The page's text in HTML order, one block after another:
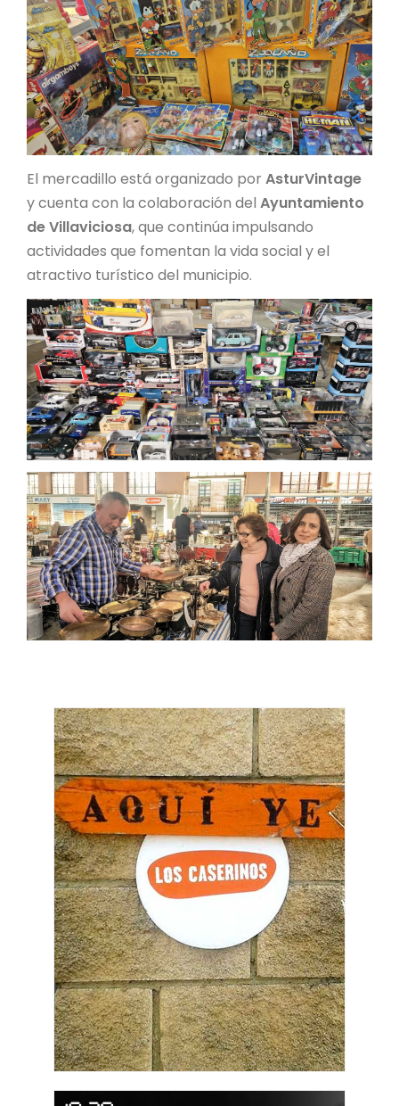
El mercadillo está organizado por AsturVintage
y cuenta con la colaboración del Ayuntamiento
de Villaviciosa, que continúa impulsando
actividades que fomentan la vida social y el
atractivo turístico del municipio.